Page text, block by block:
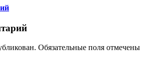
Обязательные поля отмечены